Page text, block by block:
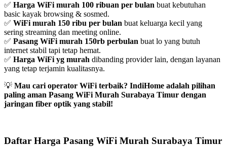
✅ Harga WiFi murah 100 ribuan per bulan buat kebutuhan
basic kayak browsing & sosmed.
✅ WiFi murah 150 ribu per bulan buat keluarga kecil yang
sering streaming dan meeting online.
✅ Pasang WiFi murah 150rb perbulan buat lo yang butuh
internet stabil tapi tetap hemat.
✅ Harga WiFi yg murah dibanding provider lain, dengan layanan
yang tetap terjamin kualitasnya.
💡 Mau cari operator WiFi terbaik? IndiHome adalah pilihan
paling aman Pasang WiFi Murah Surabaya Timur dengan
jaringan fiber optik yang stabil!
Daftar Harga Pasang WiFi Murah Surabaya Timur